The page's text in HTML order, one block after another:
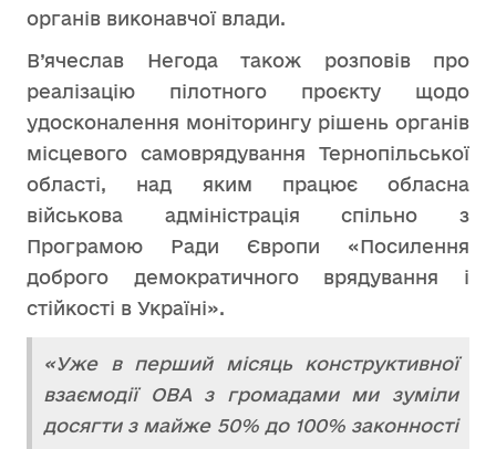
органів виконавчої влади.
В’ячеслав Негода також розповів про
реалізацію пілотного проєкту щодо
удосконалення моніторингу рішень органів
місцевого самоврядування Тернопільської
області, над яким працює обласна
військова адміністрація спільно з
Програмою Ради Європи «Посилення
доброго демократичного врядування і
стійкості в Україні».
«Уже в перший місяць конструктивної
взаємодії ОВА з громадами ми зуміли
досягти з майже 50% до 100% законності